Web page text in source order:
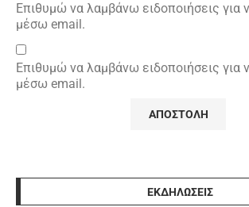
Επιθυμώ να λαμβάνω ειδοποιήσεις για
μέσω email.
Επιθυμώ να λαμβάνω ειδοποιήσεις για
μέσω email.
ΕΚΔΗΛΩΣΕΙΣ